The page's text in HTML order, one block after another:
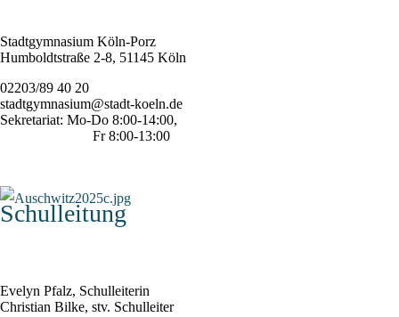
Stadtgymnasium Köln-Porz
Humboldtstraße 2-8, 51145 Köln
02203/89 40 20
stadtgymnasium@stadt-koeln.de
Sekretariat: Mo-Do 8:00-14:00,
Fr 8:00-13:00
Schulleitung
Evelyn Pfalz, Schulleiterin
Christian Bilke, stv. Schulleiter